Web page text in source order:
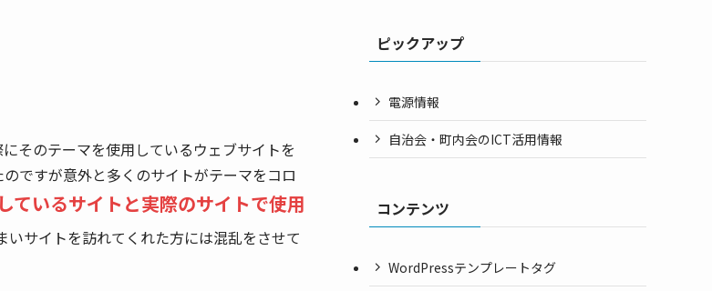
そのテーマを使用しているウェブサイトを
ですが意外と多くのサイトがテーマをコロ
ているサイトと実際のサイトで使用
サイトを訪れてくれた方には混乱をさせて
ピックアップ
電源情報
自治会・町内会のICT活用情報
コンテンツ
WordPressテンプレートタグ